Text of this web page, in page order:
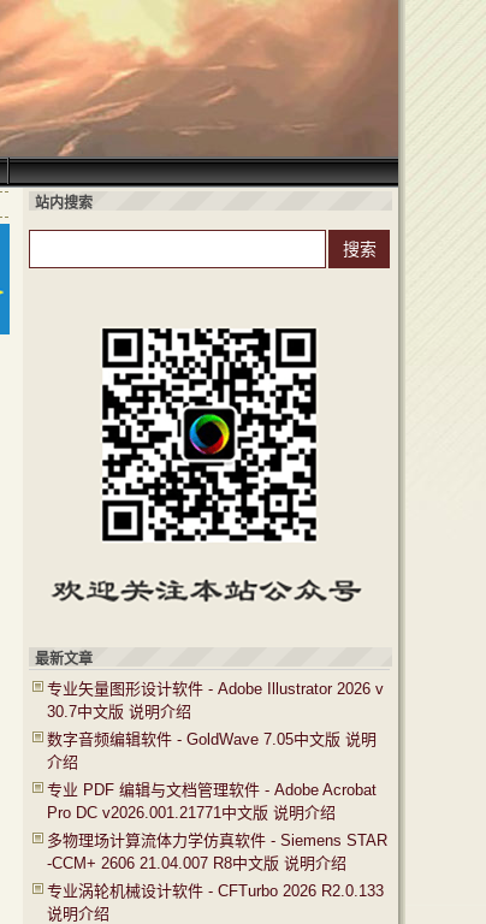
站内搜索
最新文章
专业矢量图形设计软件 - Adobe Illustrator 2026 v
30.7中文版 说明介绍
数字音频编辑软件 - GoldWave 7.05中文版 说明
介绍
专业 PDF 编辑与文档管理软件 - Adobe Acrobat
Pro DC v2026.001.21771中文版 说明介绍
多物理场计算流体力学仿真软件 - Siemens STAR
-CCM+ 2606 21.04.007 R8中文版 说明介绍
专业涡轮机械设计软件 - CFTurbo 2026 R2.0.133
说明介绍